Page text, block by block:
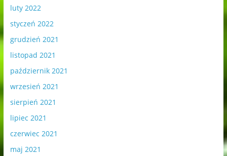
luty 2022
styczeń 2022
grudzień 2021
listopad 2021
październik 2021
wrzesień 2021
sierpień 2021
lipiec 2021
czerwiec 2021
maj 2021